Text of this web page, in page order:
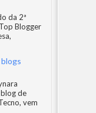
da 2ª
Blogger
de
vem